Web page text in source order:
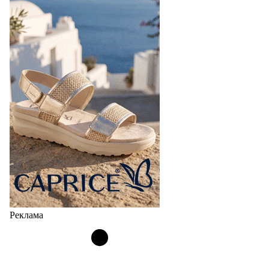
Реклама